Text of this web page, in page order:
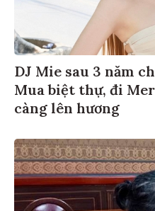
DJ Mie sau 3 năm
Mua biệt thự, đi
càng lên hương